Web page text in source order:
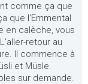
comme ça que
que l'Emmental
en calèche, vous
retour au
Il commence à
et Müsle.
sur demande.